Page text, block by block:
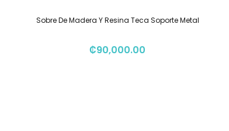
Sobre De Madera Y Resina Teca Soporte Metal
₡90,000.00